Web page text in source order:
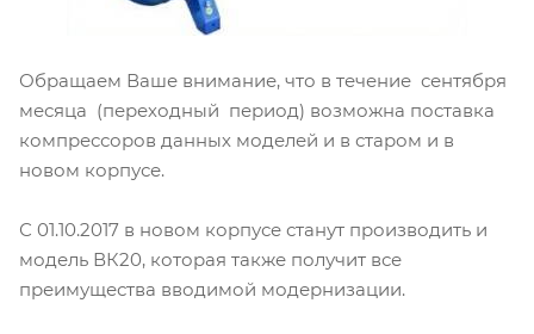
Обращаем Ваше внимание, что в течение сентября
месяца (переходный период) возможна поставка
компрессоров данных моделей и в старом и в
новом корпусе.
С 01.10.2017 в новом корпусе станут производить и
модель ВК20, которая также получит все
преимущества вводимой модернизации.